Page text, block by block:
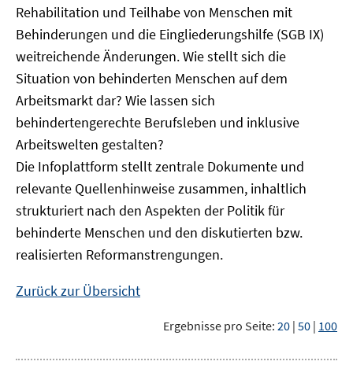
Rehabilitation und Teilhabe von Menschen mit
Behinderungen und die Eingliederungshilfe (SGB IX)
weitreichende Änderungen. Wie stellt sich die
Situation von behinderten Menschen auf dem
Arbeitsmarkt dar? Wie lassen sich
behindertengerechte Berufsleben und inklusive
Arbeitswelten gestalten?
Die Infoplattform stellt zentrale Dokumente und
relevante Quellenhinweise zusammen, inhaltlich
strukturiert nach den Aspekten der Politik für
behinderte Menschen und den diskutierten bzw.
realisierten Reformanstrengungen.
Zurück zur Übersicht
Ergebnisse pro Seite: 20 | 50 | 100